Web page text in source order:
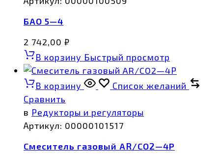
БАО 5—4
2 742,00 ₽
В корзину Быстрый просмотр
В корзину
Список желаний
Сравнить
в Редукторы и регуляторы
Артикул: 00000101517
Смеситель газовый AR/CO2—4Р